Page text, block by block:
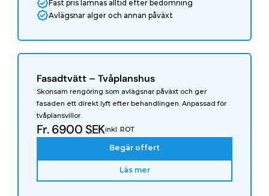
Fast pris lämnas alltid efter bedömning
Avlägsnar alger och annan påväxt
Fasadtvätt – Tvåplanshus
Skonsam rengöring som avlägsnar påväxt och ger
fasaden ett direkt lyft efter behandlingen. Anpassad för
tvåplansvillor.
Fr. 6900 SEKinkl. ROT
Begär offert
Läs mer